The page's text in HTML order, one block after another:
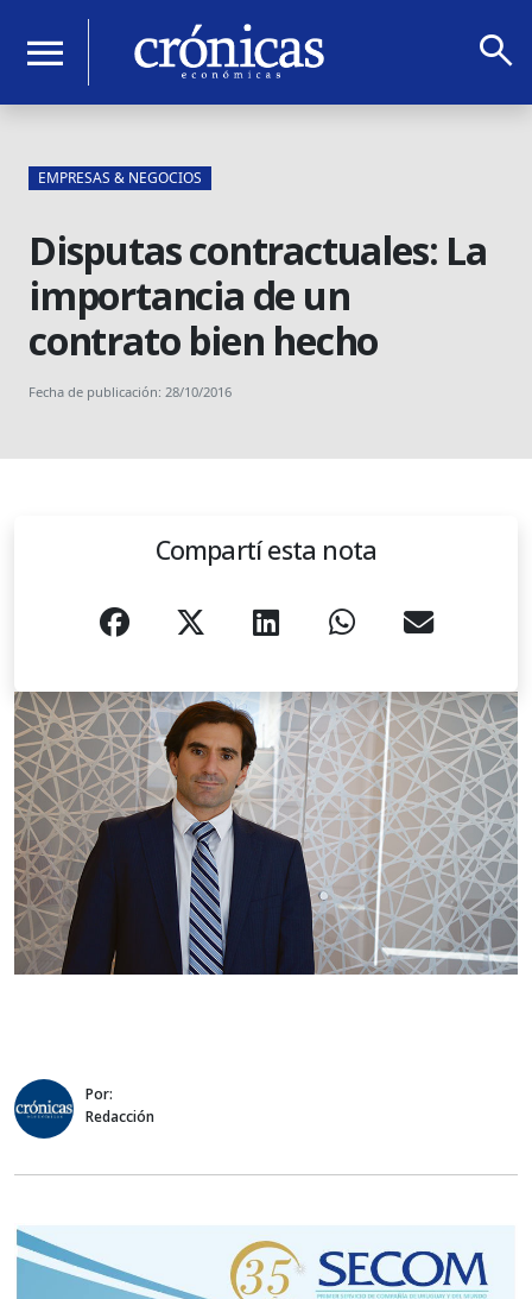
menu search
EMPRESAS & NEGOCIOS
Disputas contractuales: La
importancia de un
contrato bien hecho
Fecha de publicación: 28/10/2016
Compartí esta nota
Por:
Redacción